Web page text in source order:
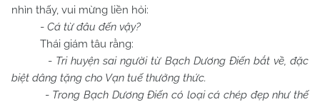
nhìn thấy, vui mừng liền hỏi:
- Cá từ đâu đến vậy?
Thái giám tâu rằng:
- Tri huyện sai người từ Bạch Dương Điến bắt về, đặc
biệt dâng tặng cho Vạn tuế thưởng thức.
- Trong Bạch Dương Điến có loại cá chép đẹp như thế